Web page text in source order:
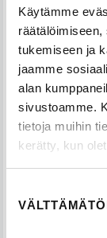
Käytämme
tukemiseen ja
jaamme
alan
sivustoamme.
tietoja muihin
kerätty, kun
valinta
-ulko-ovi
TYYLIKÄS,
ERISTÄVÄ
ULKO-OVI
umpiovi on